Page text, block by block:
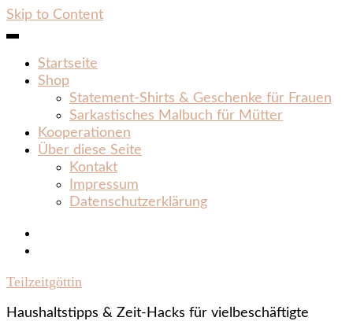
Skip to Content
Startseite
Shop
Statement‑Shirts & Geschenke für Frauen
Sarkastisches Malbuch für Mütter
Kooperationen
Über diese Seite
Kontakt
Impressum
Datenschutzerklärung
Teilzeitgöttin
Haushaltstipps & Zeit‑Hacks für vielbeschäftigte